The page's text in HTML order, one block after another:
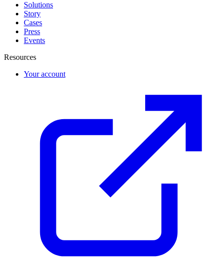
Solutions
Story
Cases
Press
Events
Resources
Your account